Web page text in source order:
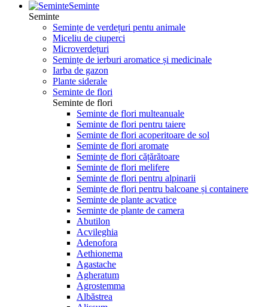
Seminte
Seminte
Semințe de verdețuri pentu animale
Miceliu de ciuperci
Microverdețuri
Semințe de ierburi aromatice și medicinale
Iarba de gazon
Plante siderale
Seminte de flori
Seminte de flori
Seminte de flori multeanuale
Seminte de flori pentru taiere
Seminte de flori acoperitoare de sol
Seminte de flori aromate
Semințe de flori cățărătoare
Seminte de flori melifere
Seminte de flori pentru alpinarii
Semințe de flori pentru balcoane și containere
Seminte de plante acvatice
Seminte de plante de camera
Abutilon
Acvileghia
Adenofora
Aethionema
Agastache
Agheratum
Agrostemma
Albăstrea